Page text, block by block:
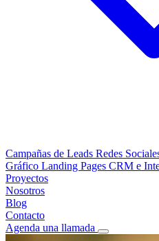
Campañas de Leads Redes
Gráfico Landing Pages CRM e
Proyectos
Nosotros
Blog
Contacto
Agenda una llamada